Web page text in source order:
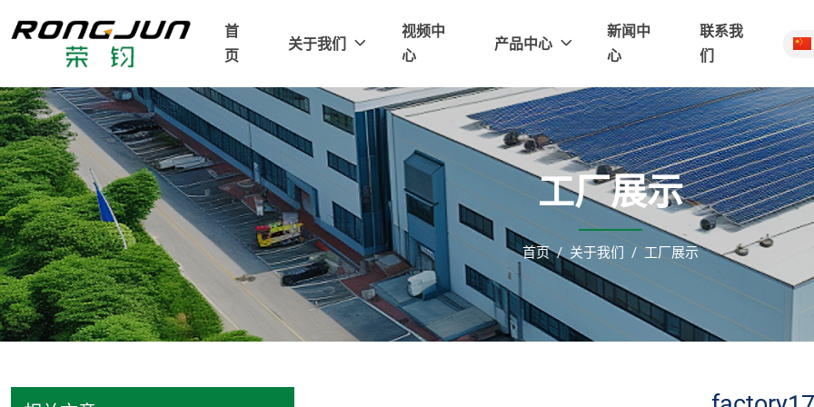
首
页
关于我们
视频中
心
产品中心
新闻中
心
联系我
们
工厂展示
首页 关于我们 工厂展示